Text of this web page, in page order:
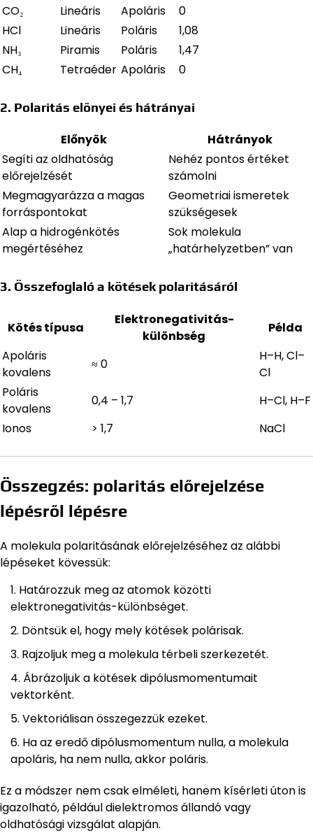
CO₂
Lineáris Apoláris
0
HCl
Lineáris Poláris
1,08
NH₃
Piramis Poláris
1,47
CH₄
Tetraéder Apoláris 0
2. Polaritás előnyei és hátrányai
Előnyök
Hátrányok
Segíti az oldhatóság
előrejelzését
Nehéz pontos értéket
számolni
Megmagyarázza a magas
forráspontokat
Geometriai ismeretek
szükségesek
Alap a hidrogénkötés
megértéséhez
Sok molekula
„határhelyzetben” van
3. Összefoglaló a kötések polaritásáról
Kötés típusa
Elektronegativitás-
különbség
Példa
Apoláris
kovalens
≈ 0
H–H, Cl–
Cl
Poláris
kovalens
0,4 – 1,7
H–Cl, H–F
Ionos
> 1,7 NaCl
Összegzés: polaritás előrejelzése
lépésről lépésre
A molekula polaritásának előrejelzéséhez az alábbi
lépéseket kövessük:
Határozzuk meg az atomok közötti
elektronegativitás-különbséget.
Döntsük el, hogy mely kötések polárisak.
Rajzoljuk meg a molekula térbeli szerkezetét.
Ábrázoljuk a kötések dipólusmomentumait
vektorként.
Vektoriálisan összegezzük ezeket.
Ha az eredő dipólusmomentum nulla, a molekula
apoláris, ha nem nulla, akkor poláris.
Ez a módszer nem csak elméleti, hanem kísérleti úton is
igazolható, például dielektromos állandó vagy
oldhatósági vizsgálat alapján.